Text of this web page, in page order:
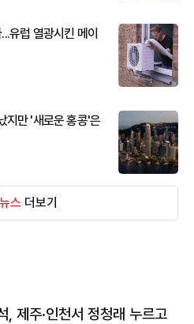
유럽 열광시킨 메이
지만 '새로운 홍콩'은
스 더보기
, 제주·인천서 정청래 누르고